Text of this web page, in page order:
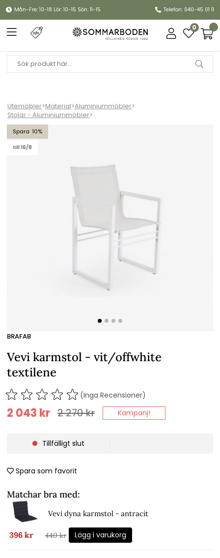
Mån-Fre: 10-18 Lör: 10-15 Sön: 11-15 Telefon: 040-45 01 11
0
Utemöbler>Material>Aluminiummöbler>
Stolar - Aluminiummöbler>
10
till 16/8
Vevi karmstol - vit/offwhite textilene
BRAFAB
Vevi karmstol - vit/offwhite
textilene
(Inga Recensioner)
2 270kr
2 043 kr Kampanj!
Tillfälligt slut
Spara som favorit
Matchar bra med:
Vevi dyna karmstol - antracit
396 kr 440 kr Lägg i varukorg